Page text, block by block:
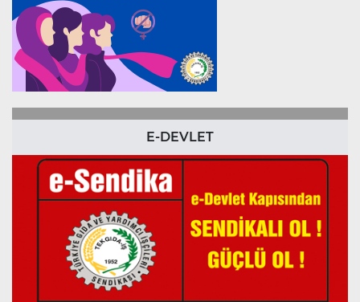
E-DEVLET